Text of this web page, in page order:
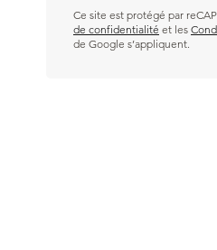
Ce site est protégé par
de confidentialité et les
de Google s’appliquent.